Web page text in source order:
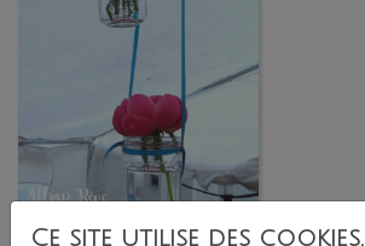
Ce site utilise des cookies.